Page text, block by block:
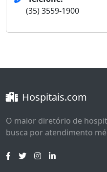
(35) 3559-1900
Hospitais.com
O maior diretório de
busca por atendimento